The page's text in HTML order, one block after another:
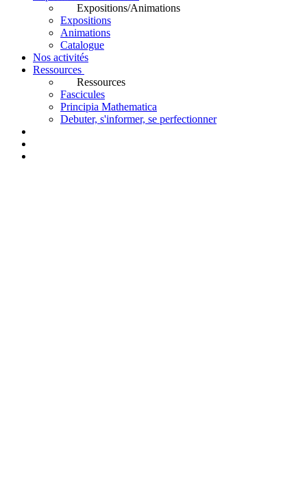
Expositions/Animations
Expositions
Animations
Catalogue
Nos activités
Ressources
Ressources
Fascicules
Principia Mathematica
Debuter, s'informer, se perfectionner